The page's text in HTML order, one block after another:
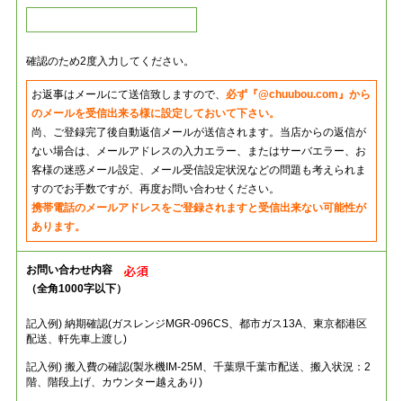
確認のため2度入力してください。
お返事はメールにて送信致しますので、 必ず『@chuubou.com』から
のメールを受信出来る様に設定しておいて下さい。
尚、ご登録完了後自動返信メールが送信されます。当店からの返信が
ない場合は、メールアドレスの入力エラー、またはサーバエラー、お
客様の迷惑メール設定、メール受信設定状況などの問題も考えられま
すのでお手数ですが、再度お問い合わせください。
携帯電話のメールアドレスをご登録されますと受信出来ない可能性が
あります。
お問い合わせ内容
（全角1000字以下）
記入例) 納期確認(ガスレンジMGR-096CS、都市ガス13A、東京都港区
配送、軒先車上渡し)
記入例) 搬入費の確認(製氷機IM-25M、千葉県千葉市配送、搬入状況：2
階、階段上げ、カウンター越えあり)